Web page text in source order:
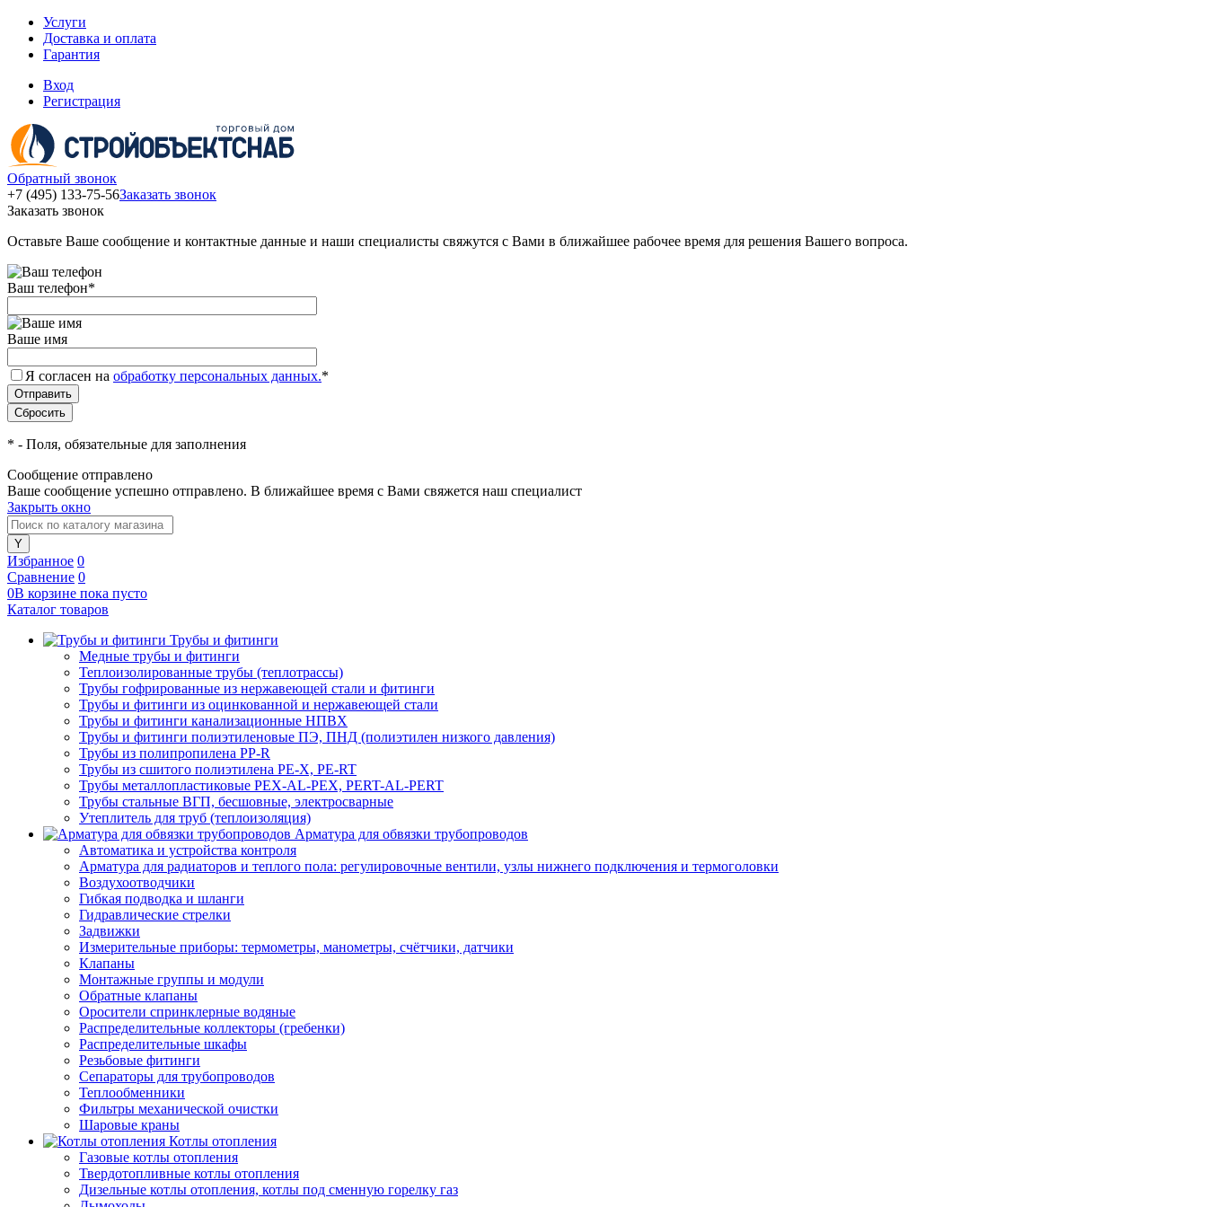
Услуги
Доставка и оплата
Гарантия
Вход
Регистрация
Обратный звонок
+7 (495) 133-75-56Заказать звонок
Заказать звонок
Оставьте Ваше сообщение и контактные данные и наши специалисты свяжутся с Вами в ближайшее рабочее время для решения Вашего вопроса.
Ваш телефон*
Ваше имя
Я согласен на обработку персональных данных.*
* - Поля, обязательные для заполнения
Сообщение отправлено
Ваше сообщение успешно отправлено. В ближайшее время с Вами свяжется наш специалист
Закрыть окно
Избранное 0
Сравнение 0
0В корзине пока пусто
Каталог товаров
Трубы и фитинги
Медные трубы и фитинги
Теплоизолированные трубы (теплотрассы)
Трубы гофрированные из нержавеющей стали и фитинги
Трубы и фитинги из оцинкованной и нержавеющей стали
Трубы и фитинги канализационные НПВХ
Трубы и фитинги полиэтиленовые ПЭ, ПНД (полиэтилен низкого давления)
Трубы из полипропилена PP-R
Трубы из сшитого полиэтилена PE-X, PE-RT
Трубы металлопластиковые PEX-AL-PEX, PERT-AL-PERT
Трубы стальные ВГП, бесшовные, электросварные
Утеплитель для труб (теплоизоляция)
Арматура для обвязки трубопроводов
Автоматика и устройства контроля
Арматура для радиаторов и теплого пола: регулировочные вентили, узлы нижнего подключения и термоголовки
Воздухоотводчики
Гибкая подводка и шланги
Гидравлические стрелки
Задвижки
Измерительные приборы: термометры, манометры, счётчики, датчики
Клапаны
Монтажные группы и модули
Обратные клапаны
Оросители спринклерные водяные
Распределительные коллекторы (гребенки)
Распределительные шкафы
Резьбовые фитинги
Сепараторы для трубопроводов
Теплообменники
Фильтры механической очистки
Шаровые краны
Котлы отопления
Газовые котлы отопления
Твердотопливные котлы отопления
Дизельные котлы отопления, котлы под сменную горелку газ